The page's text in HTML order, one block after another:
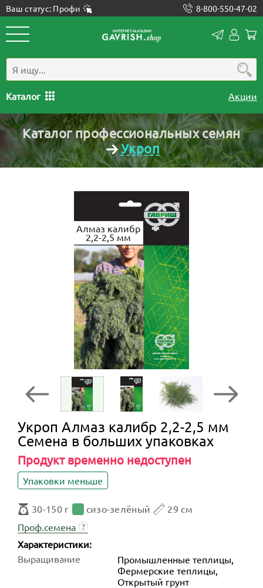
Ваш статус: Профи 8-800-550-47-02
Каталог Акции
Каталог профессиональных семян
Укроп
Алмаз калибр
2,2-2,5 мм
Укроп Алмаз калибр 2,2-2,5 мм
Семена в больших упаковках
Продукт временно недоступен
Упаковки меньше
30-150 г сизо-зелёный
29 см
Проф.семена
?
Характеристики:
Выращивание
Промышленные теплицы,
Фермерские теплицы,
Открытый грунт